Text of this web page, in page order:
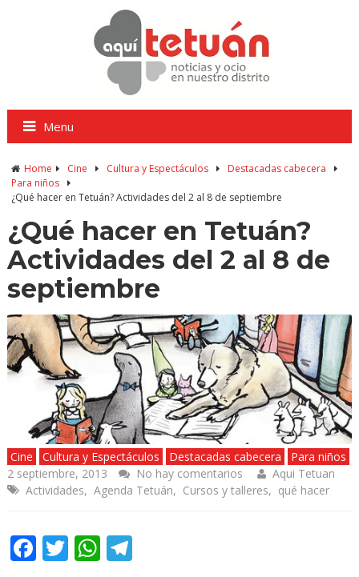
Menu
Home Cine Cultura y Espectáculos
Destacadas cabecera
Para niños
¿Qué hacer en Tetuán? Actividades del 2 al 8 de septiembre
¿Qué hacer en Tetuán?
Actividades del 2 al 8 de
septiembre
Cine Cultura y Espectáculos Destacadas cabecera
Para niños
2 septiembre, 2013
No hay comentarios
Aqui Tetuan
Actividades, Agenda Tetuán, Cursos y talleres, qué hacer
Facebook
Twitter
WhatsApp
Telegram